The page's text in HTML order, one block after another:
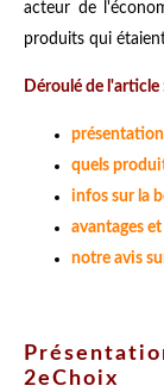
acteur de
produits qui
Déroulé de l'article
quels
infos sur la
avantages
notre avis
2eChoix